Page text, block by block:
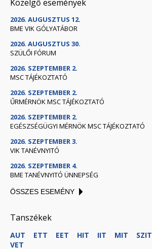
Közelgő események
2026. AUGUSZTUS 12.
BME VIK GÓLYATÁBOR
2026. AUGUSZTUS 30.
SZÜLŐI FÓRUM
2026. SZEPTEMBER 2.
MSC TÁJÉKOZTATÓ
2026. SZEPTEMBER 2.
ŰRMÉRNÖK MSC TÁJÉKOZTATÓ
2026. SZEPTEMBER 2.
EGÉSZSÉGÜGYI MÉRNÖK MSC TÁJÉKOZTATÓ
2026. SZEPTEMBER 3.
VIK TANÉVNYITÓ
2026. SZEPTEMBER 4.
BME TANÉVNYITÓ ÜNNEPSÉG
ÖSSZES ESEMÉNY
Tanszékek
AUT ETT EET HIT IIT MIT SZIT
VET